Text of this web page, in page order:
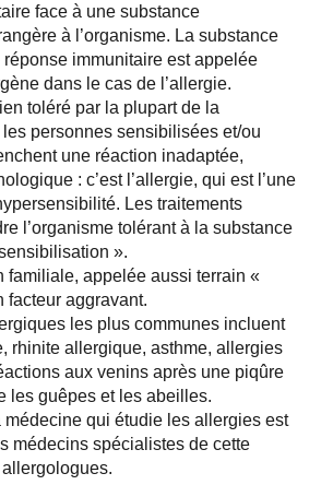
face à une substance
à l’organisme. La substance
immunitaire est appelée
dans le cas de l’allergie.
toléré par la plupart de la
personnes sensibilisées et/ou
une réaction inadaptée,
: c’est l’allergie, qui est l’une
Les traitements
l’organisme tolérant à la substance
».
familiale, appelée aussi terrain «
facteur aggravant.
les plus communes incluent
rhinite allergique, asthme, allergies
aux venins après une piqûre
les guêpes et les abeilles.
médecine qui étudie les allergies est
médecins spécialistes de cette